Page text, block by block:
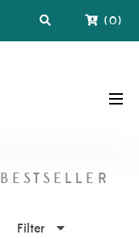
(0)
BESTSELLER
Filter